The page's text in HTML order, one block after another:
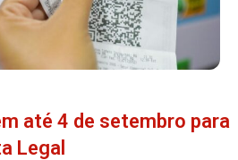
até 4 de setembro para
Legal